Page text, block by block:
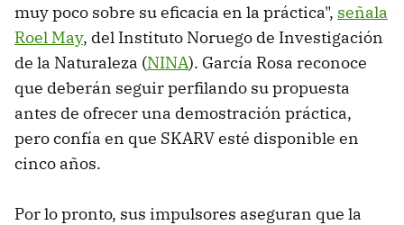
muy poco sobre su eficacia en la práctica", señala
Roel May, del Instituto Noruego de Investigación
de la Naturaleza (NINA). García Rosa reconoce
que deberán seguir perfilando su propuesta
antes de ofrecer una demostración práctica,
pero confía en que SKARV esté disponible en
cinco años.
Por lo pronto, sus impulsores aseguran que la